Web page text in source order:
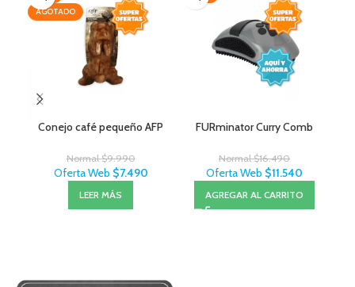
AGOTADO
Conejo café pequeño AFP
Normal$9.990
Oferta Web $7.490
LEER MÁS
FURminator Curry Comb
Normal$16.490
Oferta Web $11.540
AGREGAR AL CARRITO